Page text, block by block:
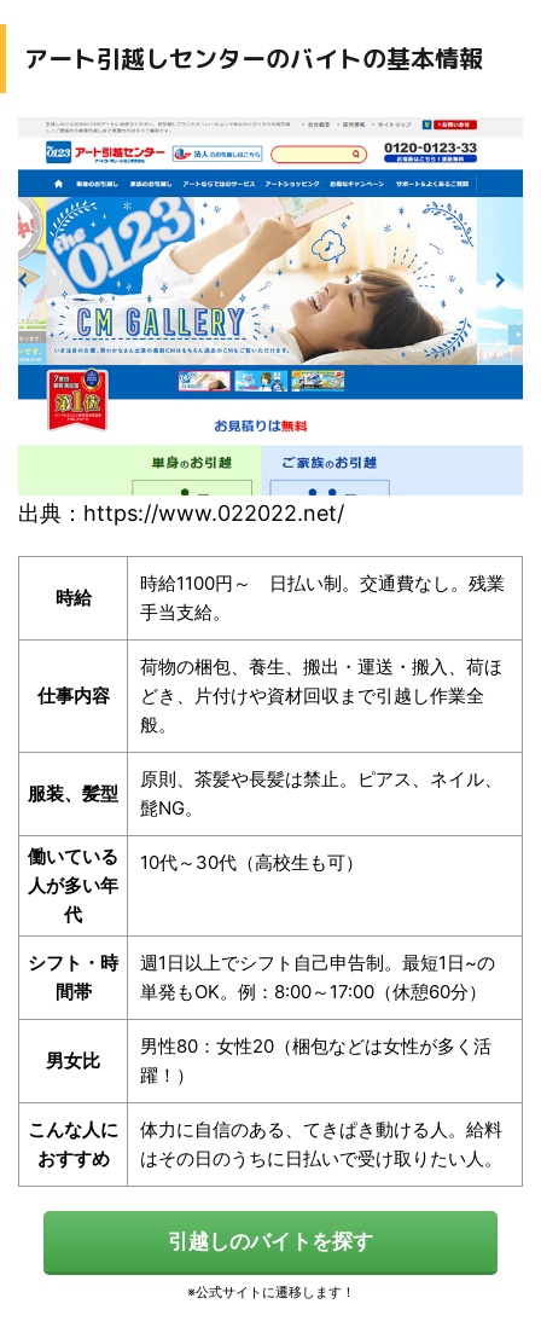
アート引越しセンターのバイトの基本情報
出典：https://www.022022.net/
時給
時給1100円～ 日払い制。交通費なし。残業
手当支給。
仕事内容
荷物の梱包、養生、搬出・運送・搬入、荷ほ
どき、片付けや資材回収まで引越し作業全
般。
服装、髪型
原則、茶髪や長髪は禁止。ピアス、ネイル、
髭NG。
働いている
人が多い年
代
10代～30代（高校生も可）
シフト・時
間帯
週1日以上でシフト自己申告制。最短1日~の
単発もOK。例：8:00～17:00（休憩60分）
男女比
男性80：女性20（梱包などは女性が多く活
躍！）
こんな人に
おすすめ
体力に自信のある、てきぱき動ける人。給料
はその日のうちに日払いで受け取りたい人。
引越しのバイトを探す